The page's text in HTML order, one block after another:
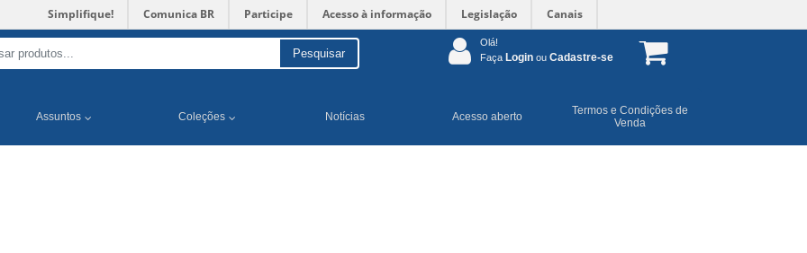
Simplifique! Comunica BR Participe Acesso à informação Legislação Canais
Pesquisar
Olá!
Faça Login ou Cadastre-se
Assuntos Coleções Notícias Acesso aberto
Termos e Condições de
Venda